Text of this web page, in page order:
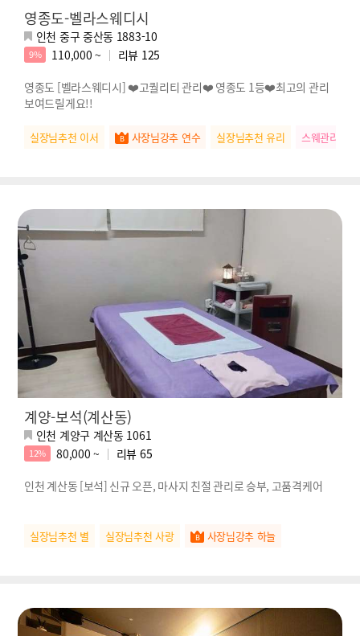
영종도-벨라스웨디시
인천 중구 중산동 1883-10
9% 110,000 ~ 리뷰 125
영종도 [벨라스웨디시] ❤️고퀄리티 관리❤️ 영종도 1등❤️최고의 관리
보여드릴게요!!
실장님추천 이서 사장님강추 연수 실장님추천 유리 스웨관리짱
계양-보석(계산동)
인천 계양구 계산동 1061
12% 80,000 ~ 리뷰 65
인천 계산동 [보석] 신규 오픈, 마사지 친절 관리로 승부, 고품격케어
실장님추천 별 실장님추천 사랑 사장님강추 하늘